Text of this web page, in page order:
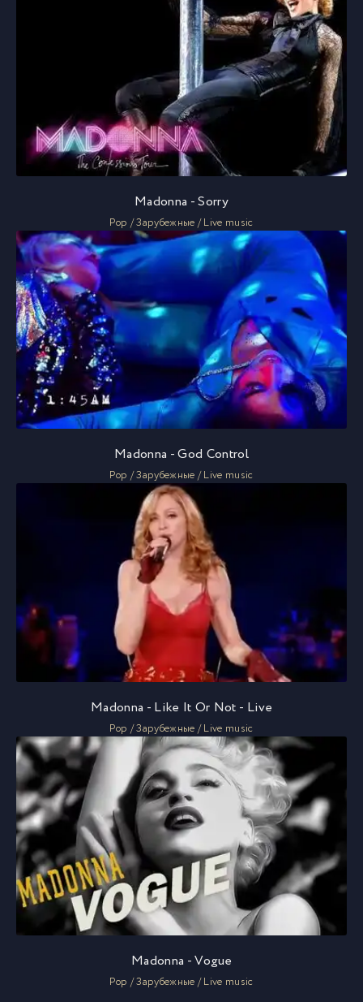
Madonna - Sorry
Pop / Зарубежные / Live music
Madonna - God Control
Pop / Зарубежные / Live music
Madonna - Like It Or Not - Live
Pop / Зарубежные / Live music
Madonna - Vogue
Pop / Зарубежные / Live music